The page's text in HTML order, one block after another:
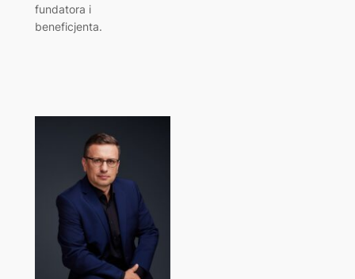
fundatora i
beneficjenta.